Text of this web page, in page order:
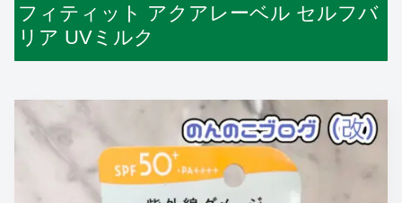
フィティット アクアレーベル セルフバ
リア UVミルク